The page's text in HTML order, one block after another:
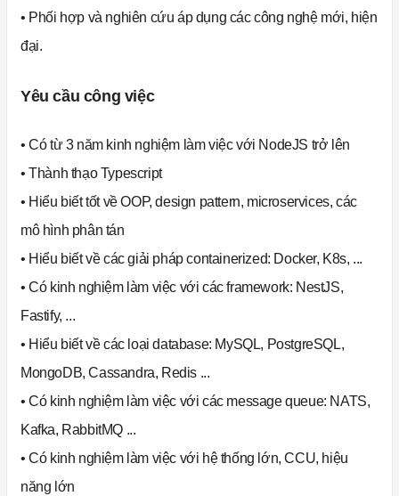
• Phối hợp và nghiên cứu áp dụng các công nghệ mới, hiện
đại.
Yêu cầu công việc
• Có từ 3 năm kinh nghiệm làm việc với NodeJS trở lên
• Thành thạo Typescript
• Hiểu biết tốt về OOP, design pattern, microservices, các
mô hình phân tán
• Hiểu biết về các giải pháp containerized: Docker, K8s, ...
• Có kinh nghiệm làm việc với các framework: NestJS,
Fastify, ...
• Hiểu biết về các loại database: MySQL, PostgreSQL,
MongoDB, Cassandra, Redis ...
• Có kinh nghiệm làm việc với các message queue: NATS,
Kafka, RabbitMQ ...
• Có kinh nghiệm làm việc với hệ thống lớn, CCU, hiệu
năng lớn